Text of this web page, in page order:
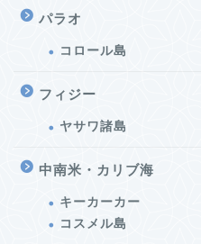
パラオ
コロール島
フィジー
ヤサワ諸島
中南米・カリブ海
キーカーカー
コスメル島